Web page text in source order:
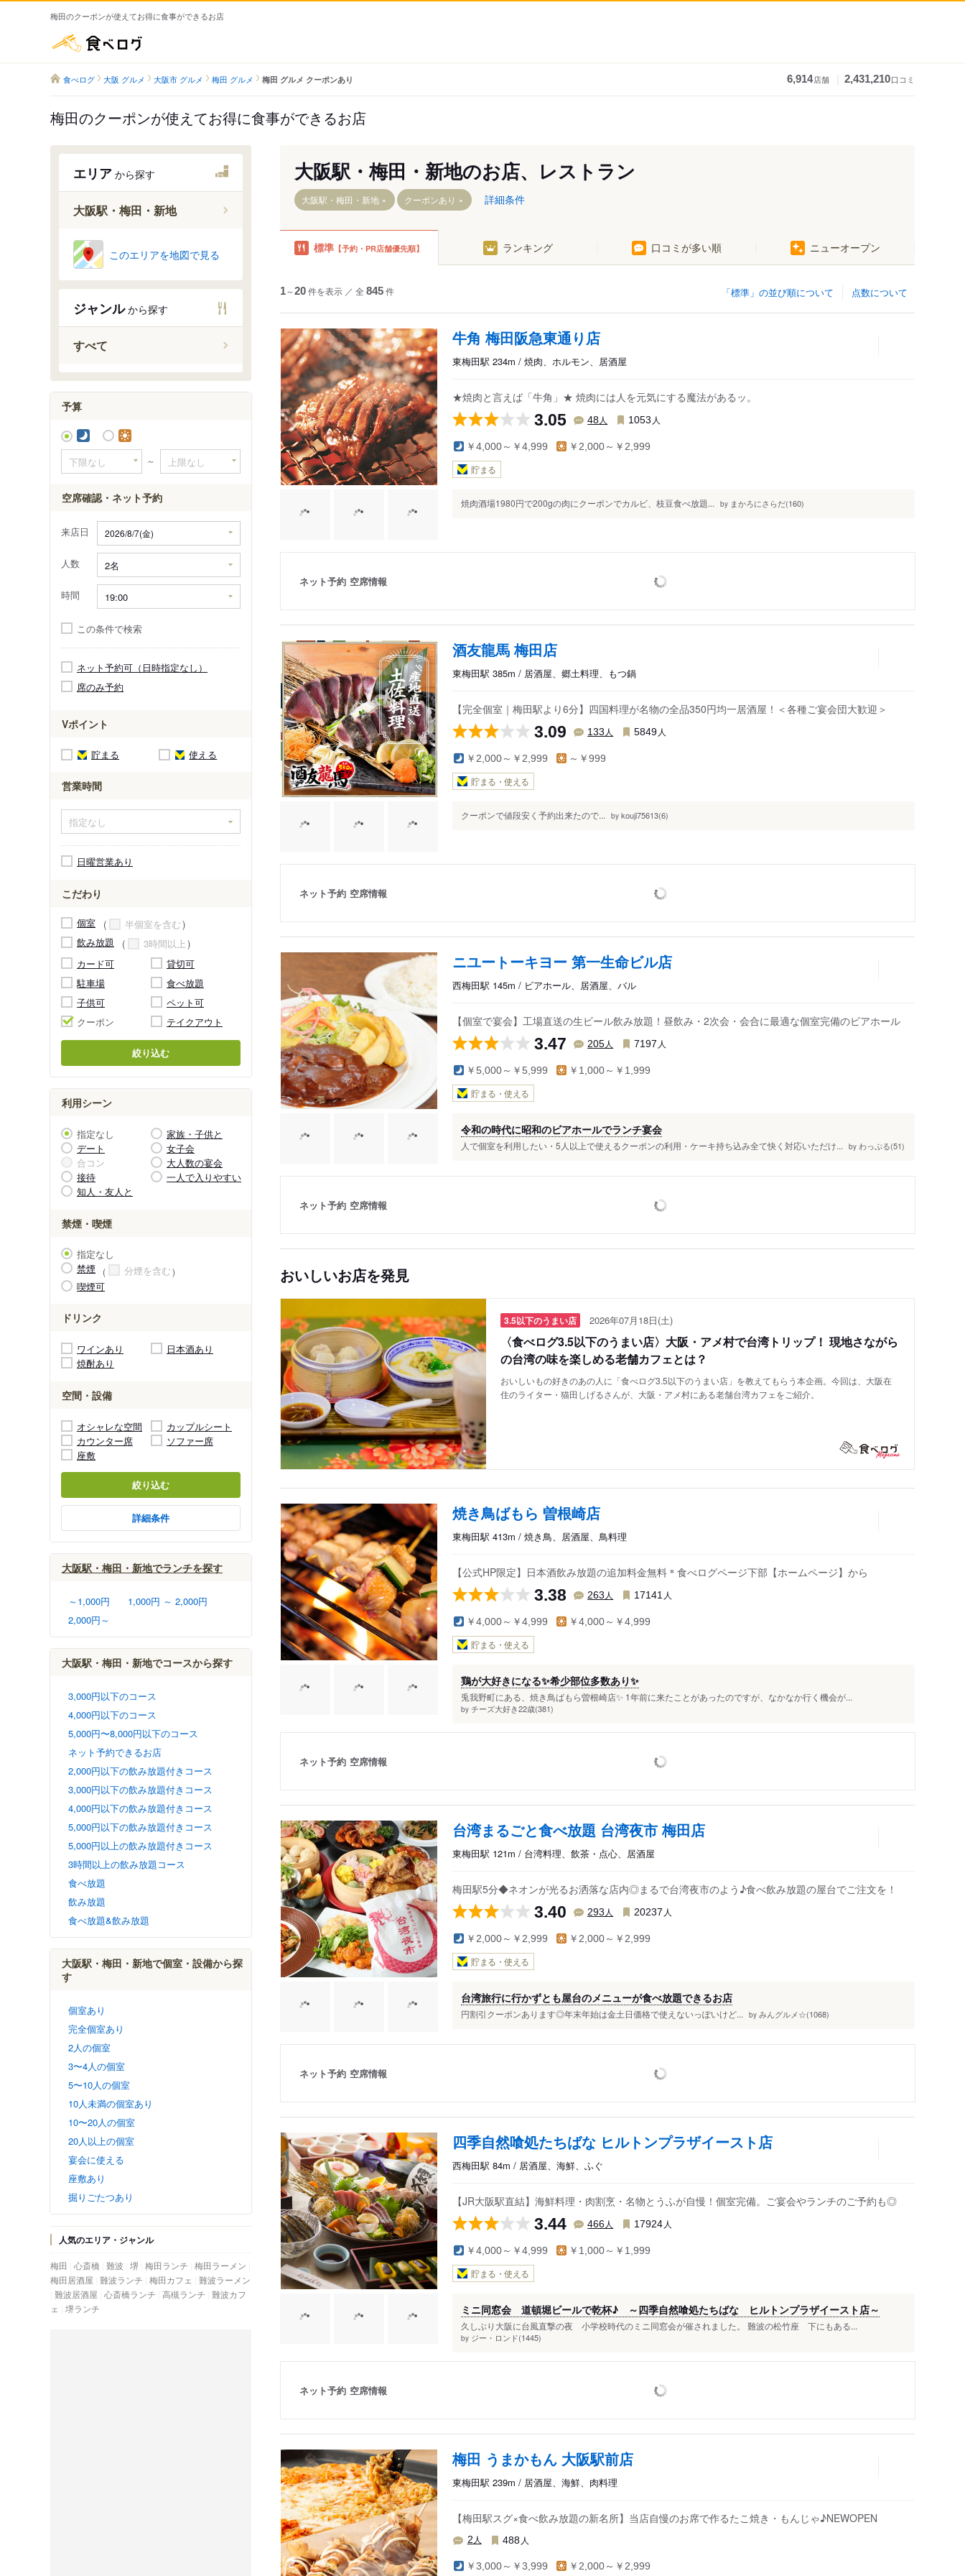
梅田のクーポンが使えてお得に食事ができるお店
食べログ 大阪 グルメ 大阪市 グルメ 梅田 グルメ 梅田 グルメ クーポンあり 6,914店舗 2,431,210口コミ
梅田のクーポンが使えてお得に食事ができるお店
エリア から探す
大阪駅・梅田・新地
大阪駅
中津駅（大阪メトロ）
梅田駅
中崎町駅
東梅田駅
西梅田駅
大阪梅田駅（阪急）
中津駅（阪急）
このエリアを地図で見る
ジャンルから探す
すべて
予算
～
空席確認・ネット予約
来店日
人数
時間
この条件で検索
ネット予約可（日時指定なし）
席のみ予約
Vポイント
貯まる 使える
営業時間
日曜営業あり
こだわり
個室
半個室を含む
飲み放題
3時間以上
カード可
貸切可
駐車場
食べ放題
子供可
ペット可
クーポン
テイクアウト
絞り込む
利用シーン
指定なし
家族・子供と
デート
女子会
合コン
大人数の宴会
接待
一人で入りやすい
知人・友人と
禁煙・喫煙
指定なし
禁煙
分煙を含む
喫煙可
ドリンク
ワインあり
日本酒あり
焼酎あり
空間・設備
オシャレな空間
カップルシート
カウンター席
ソファー席
座敷
絞り込む
詳細条件
大阪駅・梅田・新地でランチを探す
～1,000円
1,000円 ～ 2,000円
2,000円～
大阪駅・梅田・新地でコースから探す
3,000円以下のコース
4,000円以下のコース
5,000円〜8,000円以下のコース
ネット予約できるお店
2,000円以下の飲み放題付きコース
3,000円以下の飲み放題付きコース
4,000円以下の飲み放題付きコース
5,000円以下の飲み放題付きコース
5,000円以上の飲み放題付きコース
3時間以上の飲み放題コース
食べ放題
飲み放題
食べ放題&飲み放題
大阪駅・梅田・新地で個室・設備から探
す
個室あり
完全個室あり
2人の個室
3〜4人の個室
5〜10人の個室
10人未満の個室あり
10〜20人の個室
20人以上の個室
宴会に使える
座敷あり
掘りごたつあり
人気のエリア・ジャンル
梅田 心斎橋 難波 堺 梅田ランチ 梅田ラーメン
梅田居酒屋 難波ランチ 梅田カフェ
難波ラーメン
難波居酒屋 心斎橋ランチ 高槻ランチ 難波カフ
ェ
堺ランチ
大阪駅・梅田・新地のお店、レストラン
大阪駅・梅田・新地 クーポンあり 詳細条件
標準 【予約・PR店舗優先順】 ランキング 口コミが多い順 ニューオープン
点数について
「標準」の並び順について
1～20件を表示 ／ 全 845件
牛角 梅田阪急東通り店
東梅田駅 234m / 焼肉、ホルモン、居酒屋
★焼肉と言えば「牛角」★ 焼肉には人を元気にする魔法があるッ。
3.05 48人 1053 人
￥4,000～￥4,999 ￥2,000～￥2,999
貯まる
焼肉酒場1980円で200gの肉にクーポンでカルビ、枝豆食べ放題... by まかろにさらだ(160)
ネット予約 空席情報
酒友龍馬 梅田店
東梅田駅 385m / 居酒屋、郷土料理、もつ鍋
【完全個室｜梅田駅より6分】四国料理が名物の全品350円均一居酒屋！＜各種ご宴会団大歓迎＞
3.09 133 人 5849 人
￥2,000～￥2,999 ～￥999
貯まる・使える
クーポンで値段安く予約出来たので... by kouji75613(6)
ネット予約 空席情報
ニユートーキヨー 第一生命ビル店
西梅田駅 145m / ビアホール、居酒屋、バル
【個室で宴会】工場直送の生ビール飲み放題！昼飲み・2次会・会合に最適な個室完備のビアホール
3.47 205人 7197 人
￥5,000～￥5,999 ￥1,000～￥1,999
貯まる・使える
令和の時代に昭和のビアホールでランチ宴会
人で個室を利用したい・5人以上で使えるクーポンの利用・ケーキ持ち込み全て快く対応いただけ... by わっぷる(51)
ネット予約 空席情報
おいしいお店を発見
3.5以下のうまい店 2026年07月18日(土)
〈食べログ3.5以下のうまい店〉大阪・アメ村で台湾トリップ！ 現地さながら
の台湾の味を楽しめる老舗カフェとは？
おいしいもの好きのあの人に「食べログ3.5以下のうまい店」を教えてもらう本企画。今回は、大阪在
住のライター・猫田しげるさんが、大阪・アメ村にある老舗台湾カフェをご紹介。
焼き鳥ばもら 曽根崎店
東梅田駅 413m / 焼き鳥、居酒屋、鳥料理
【公式HP限定】日本酒飲み放題の追加料金無料＊食べログページ下部【ホームページ】から
3.38 263 人 17141 人
￥4,000～￥4,999 ￥4,000～￥4,999
貯まる・使える
鶏が大好きになる✨希少部位多数あり✨
兎我野町にある、焼き鳥ばもら曽根崎店✨ 1年前に来たことがあったのですが、なかなか行く機会が...
by チーズ大好き22歳(381)
ネット予約 空席情報
台湾まるごと食べ放題 台湾夜市 梅田店
東梅田駅 121m / 台湾料理、飲茶・点心、居酒屋
梅田駅5分◆ネオンが光るお洒落な店内◎まるで台湾夜市のよう♪食べ飲み放題の屋台でご注文を！
3.40 293 人 20237 人
￥2,000～￥2,999 ￥2,000～￥2,999
貯まる・使える
台湾旅行に行かずとも屋台のメニューが食べ放題できるお店
円割引クーポンあります◎年末年始は金土日価格で使えないっぽいけど... by みんグルメ☆(1068)
ネット予約 空席情報
四季自然喰処たちばな ヒルトンプラザイースト店
西梅田駅 84m / 居酒屋、海鮮、ふぐ
【JR大阪駅直結】海鮮料理・肉割烹・名物とうふが自慢！個室完備。ご宴会やランチのご予約も◎
3.44 466人 17924 人
￥4,000～￥4,999 ￥1,000～￥1,999
貯まる・使える
ミニ同窓会 道頓堀ビールで乾杯♪ ～四季自然喰処たちばな ヒルトンプラザイースト店～
久しぶり大阪に台風直撃の夜 小学校時代のミニ同窓会が催されました。 難波の松竹座 下にもある...
by ジー・ロンド(1445)
ネット予約 空席情報
梅田 うまかもん 大阪駅前店
東梅田駅 239m / 居酒屋、海鮮、肉料理
【梅田駅スグ×食べ飲み放題の新名所】当店自慢のお席で作るたこ焼き・もんじゃ♪NEWOPEN
2 人 488 人
￥3,000～￥3,999 ￥2,000～￥2,999